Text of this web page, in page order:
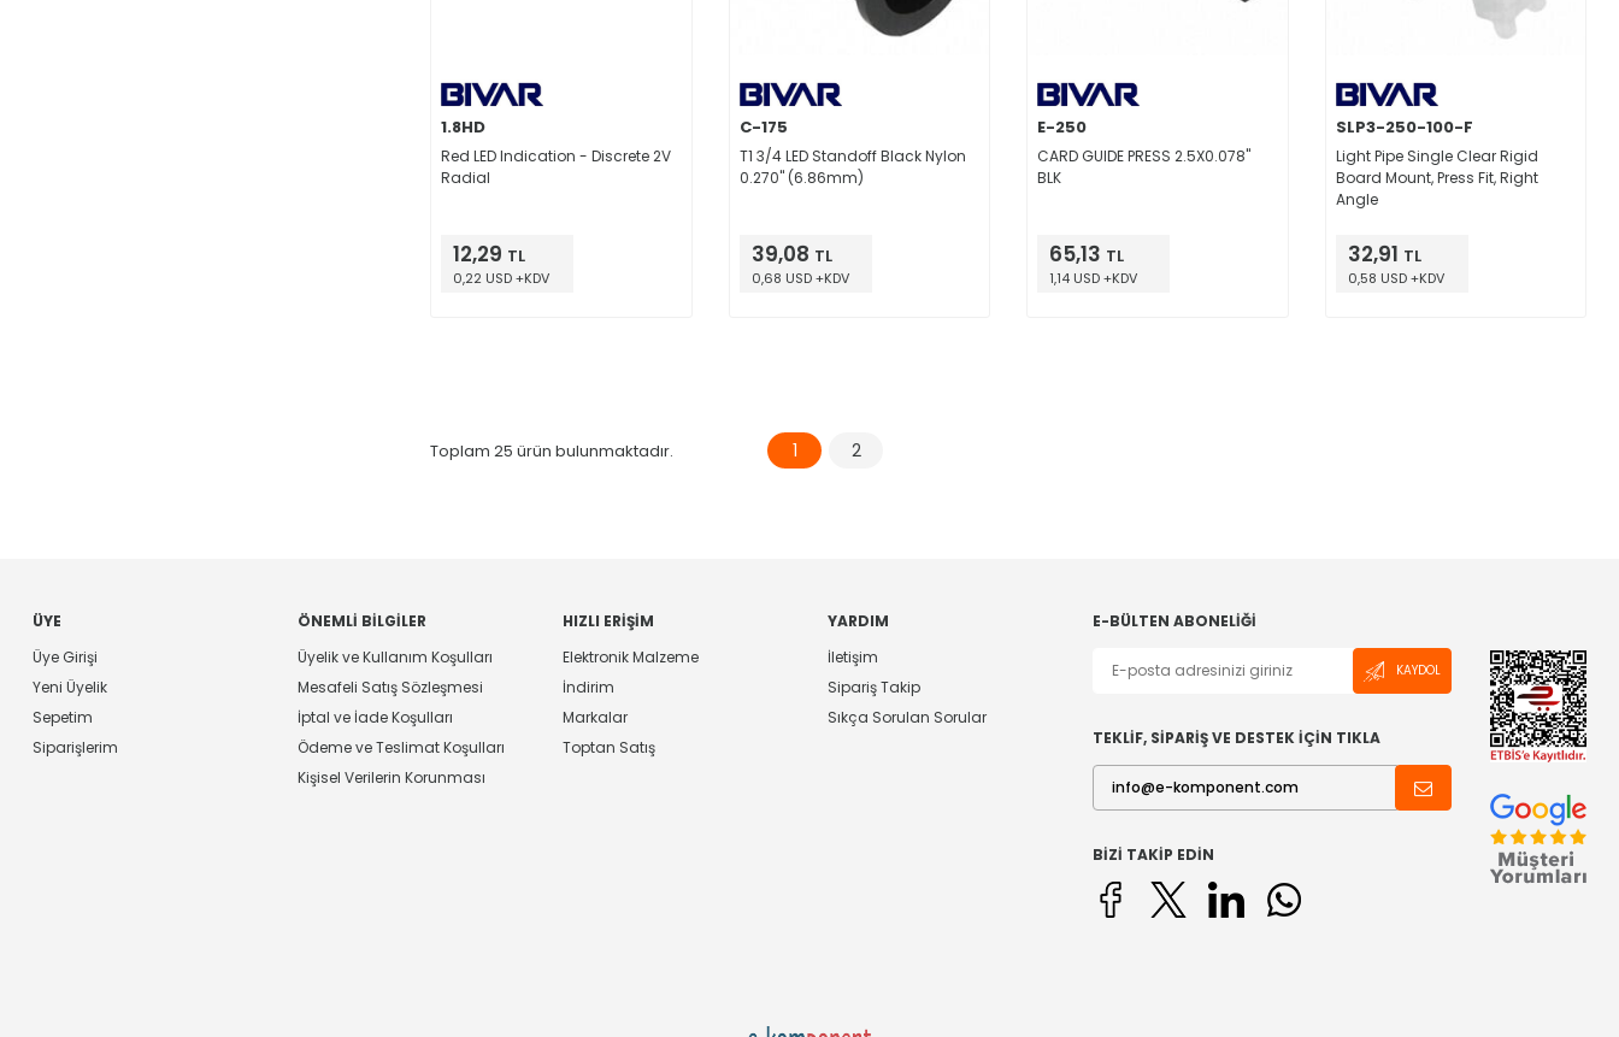
1.8HD
Red LED Indication - Discrete 2V
Radial
12,29 TL
0,22 USD +KDV
C-175
T1 3/4 LED Standoff Black Nylon
0.270" (6.86mm)
39,08 TL
0,68 USD +KDV
E-250
CARD GUIDE PRESS 2.5X0.078"
BLK
65,13 TL
1,14 USD +KDV
SLP3-250-100-F
Light Pipe Single Clear Rigid
Board Mount, Press Fit, Right
Angle
32,91 TL
0,58 USD +KDV
Toplam 25 ürün bulunmaktadır. 1 2
ÜYE
Üye Girişi
Yeni Üyelik
Sepetim
Siparişlerim
ÖNEMLI BILGILER
Üyelik ve Kullanım Koşulları
Mesafeli Satış Sözleşmesi
İptal ve İade Koşulları
Ödeme ve Teslimat Koşulları
Kişisel Verilerin Korunması
HIZLI ERIŞIM
Elektronik Malzeme
İndirim
Markalar
Toptan Satış
YARDIM
İletişim
Sipariş Takip
Sıkça Sorulan Sorular
E-BÜLTEN ABONELIĞI
KAYDOL
TEKLİF, SİPARİŞ VE DESTEK İÇİN TIKLA
BIZI TAKIP EDIN